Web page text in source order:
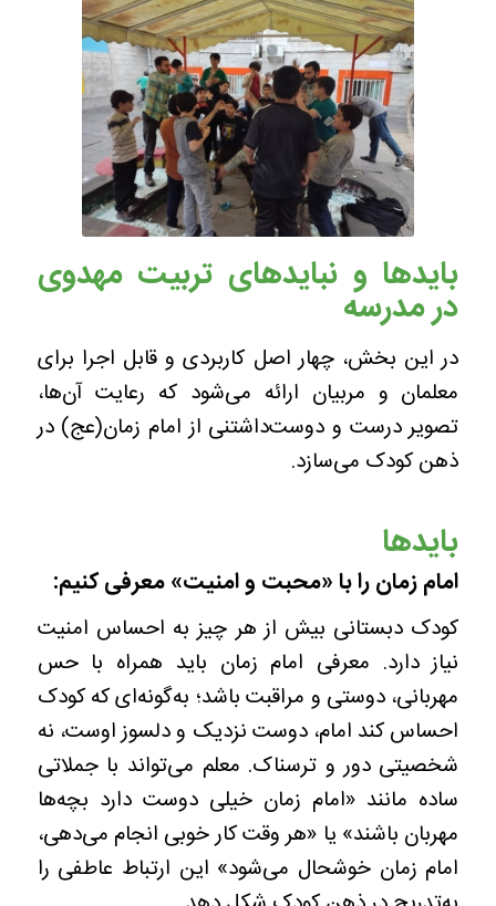
بایدها و نبایدهای تربیت مهدوی
در مدرسه
در این بخش، چهار اصل کاربردی و قابل اجرا برای
معلمان و مربیان ارائه می‌شود که رعایت آن‌ها،
تصویر درست و دوست‌داشتنی از امام زمان(عج) در
ذهن کودک می‌سازد.
بایدها
امام زمان را با «محبت و امنیت» معرفی کنیم:
کودک دبستانی بیش از هر چیز به احساس امنیت
نیاز دارد. معرفی امام زمان باید همراه با حس
مهربانی، دوستی و مراقبت باشد؛ به‌گونه‌ای که کودک
احساس کند امام، دوست نزدیک و دلسوز اوست، نه
شخصیتی دور و ترسناک. معلم می‌تواند با جملاتی
ساده مانند «امام زمان خیلی دوست دارد بچه‌ها
مهربان باشند» یا «هر وقت کار خوبی انجام می‌دهی،
امام زمان خوشحال می‌شود» این ارتباط عاطفی را